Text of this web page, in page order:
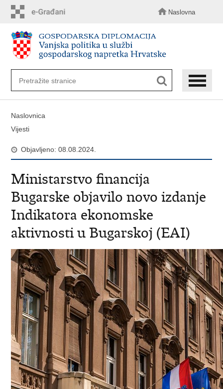
sadržaj
Naslovna
Naslovnica
Vijesti
Objavljeno: 08.08.2024.
Ministarstvo financija
Bugarske objavilo novo izdanje
Indikatora ekonomske
aktivnosti u Bugarskoj (EAI)